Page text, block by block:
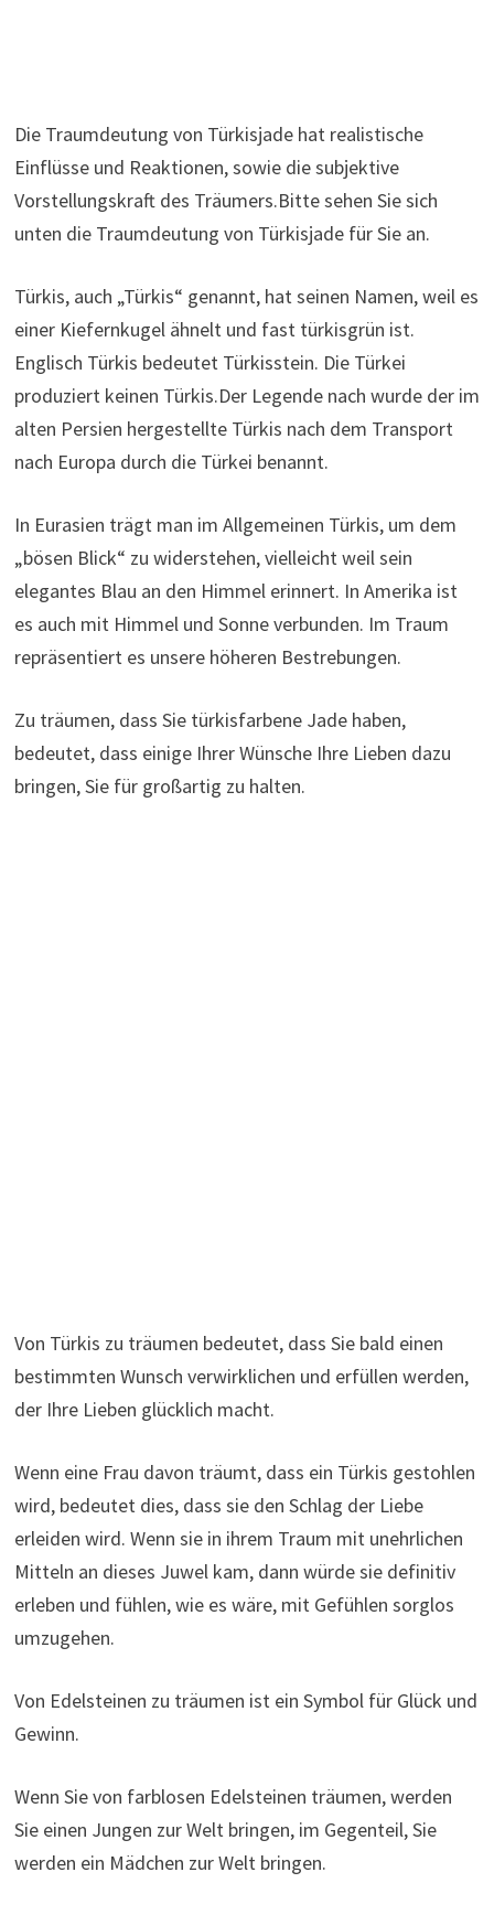
Die Traumdeutung von Türkisjade hat realistische
Einflüsse und Reaktionen, sowie die subjektive
Vorstellungskraft des Träumers.Bitte sehen Sie sich
unten die Traumdeutung von Türkisjade für Sie an.
Türkis, auch „Türkis“ genannt, hat seinen Namen, weil es
einer Kiefernkugel ähnelt und fast türkisgrün ist.
Englisch Türkis bedeutet Türkisstein. Die Türkei
produziert keinen Türkis.Der Legende nach wurde der im
alten Persien hergestellte Türkis nach dem Transport
nach Europa durch die Türkei benannt.
In Eurasien trägt man im Allgemeinen Türkis, um dem
„bösen Blick“ zu widerstehen, vielleicht weil sein
elegantes Blau an den Himmel erinnert. In Amerika ist
es auch mit Himmel und Sonne verbunden. Im Traum
repräsentiert es unsere höheren Bestrebungen.
Zu träumen, dass Sie türkisfarbene Jade haben,
bedeutet, dass einige Ihrer Wünsche Ihre Lieben dazu
bringen, Sie für großartig zu halten.
Von Türkis zu träumen bedeutet, dass Sie bald einen
bestimmten Wunsch verwirklichen und erfüllen werden,
der Ihre Lieben glücklich macht.
Wenn eine Frau davon träumt, dass ein Türkis gestohlen
wird, bedeutet dies, dass sie den Schlag der Liebe
erleiden wird. Wenn sie in ihrem Traum mit unehrlichen
Mitteln an dieses Juwel kam, dann würde sie definitiv
erleben und fühlen, wie es wäre, mit Gefühlen sorglos
umzugehen.
Von Edelsteinen zu träumen ist ein Symbol für Glück und
Gewinn.
Wenn Sie von farblosen Edelsteinen träumen, werden
Sie einen Jungen zur Welt bringen, im Gegenteil, Sie
werden ein Mädchen zur Welt bringen.